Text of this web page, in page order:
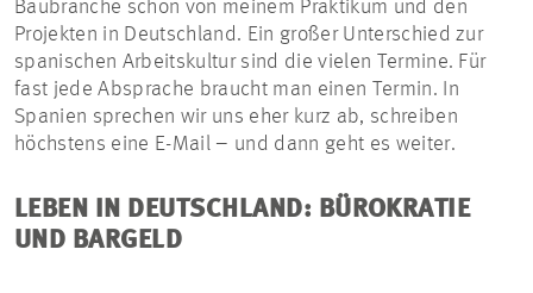
Baubranche schon von meinem Praktikum und den
Projekten in Deutschland. Ein großer Unterschied zur
spanischen Arbeitskultur sind die vielen Termine. Für
fast jede Absprache braucht man einen Termin. In
Spanien sprechen wir uns eher kurz ab, schreiben
höchstens eine E-Mail – und dann geht es weiter.
LEBEN IN DEUTSCHLAND: BÜROKRATIE
UND BARGELD